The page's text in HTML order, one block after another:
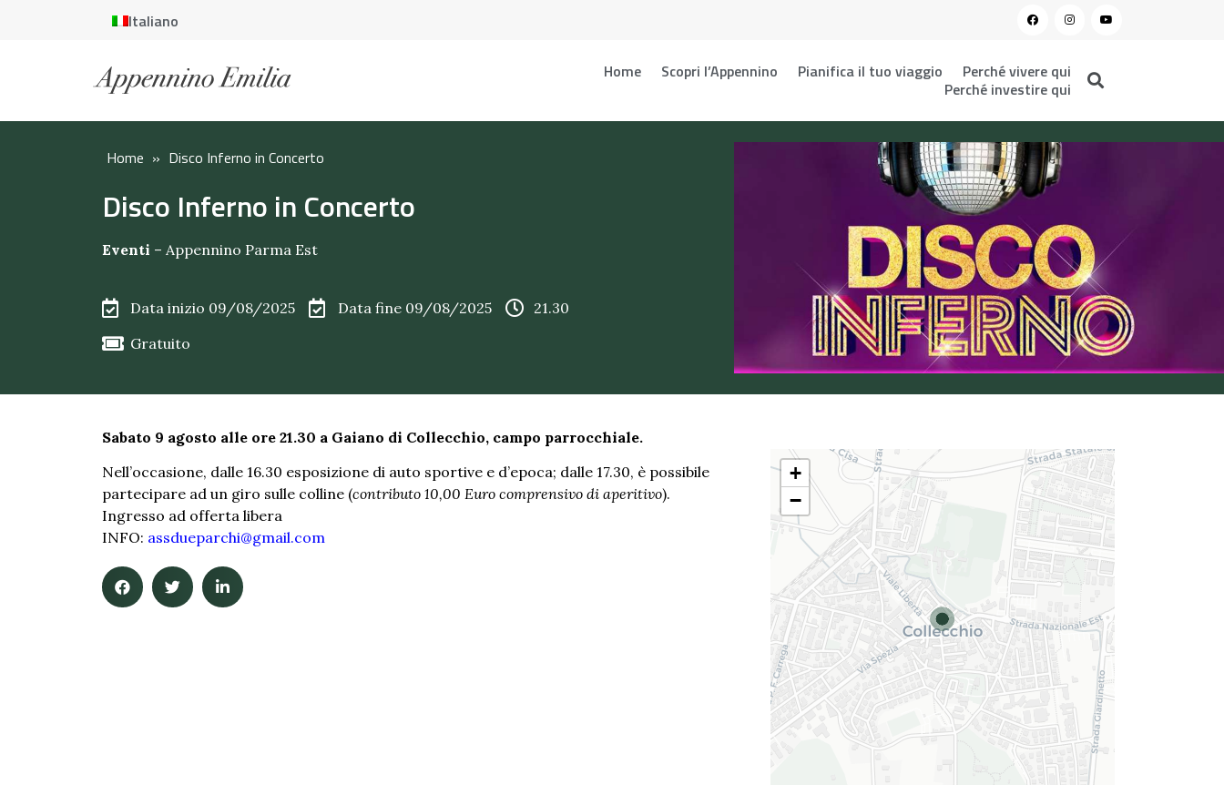
Italiano
Home Scopri l’Appennino Pianifica il tuo viaggio
Perché vivere qui
Perché investire qui
Home » Disco Inferno in Concerto
Disco Inferno in Concerto
Eventi – Appennino Parma Est
Data inizio 09/08/2025 Data fine 09/08/2025
21.30
Gratuito
Sabato 9 agosto alle ore 21.30 a Gaiano di Collecchio, campo parrocchiale.
Nell’occasione, dalle 16.30 esposizione di auto sportive e d’epoca; dalle 17.30, è possibile
partecipare ad un giro sulle colline (contributo 10,00 Euro comprensivo di aperitivo).
Ingresso ad offerta libera
INFO: assdueparchi@gmail.com
+
−